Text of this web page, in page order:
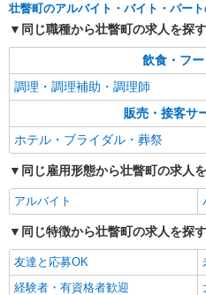
壮瞥町のアルバイト・バイト・パー
同じ職種から壮瞥町の求人を探す
飲食・フ
調理・調理補助・調理師
販売・接客サ
ホテル・ブライダル・葬祭
同じ雇用形態から壮瞥町の求人
アルバイト
同じ特徴から壮瞥町の求人を探す
友達と応募OK
経験者・有資格者歓迎